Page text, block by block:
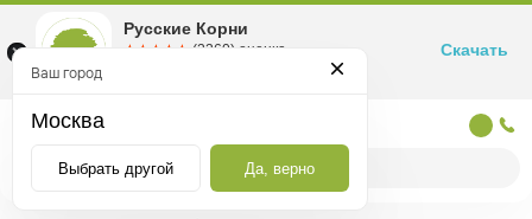
Ваш город
Москва
Выбрать другой Да, верно
Русские Корни
☆☆☆☆☆
★★★★★ (2360) оценка
Маркетплейс товаров для здоровья
Скачать